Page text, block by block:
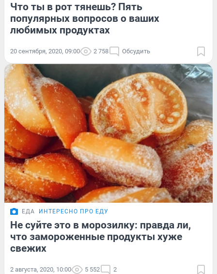
Что ты в рот тянешь? Пять
популярных вопросов о ваших
любимых продуктах
20 сентября, 2020, 09:00 2 758 Обсудить
ЕДА ИНТЕРЕСНО ПРО ЕДУ
Не суйте это в морозилку: правда ли,
что замороженные продукты хуже
свежих
2 августа, 2020, 10:00 5 552 2